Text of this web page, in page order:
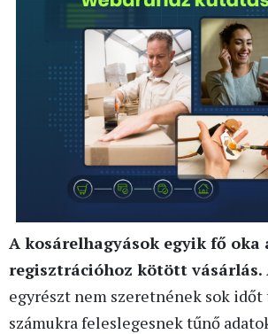
A kosárelhagyások egyik fő oka
regisztrációhoz kötött vásárlás.
egyrészt nem szeretnének sok
számukra feleslegesnek tűnő